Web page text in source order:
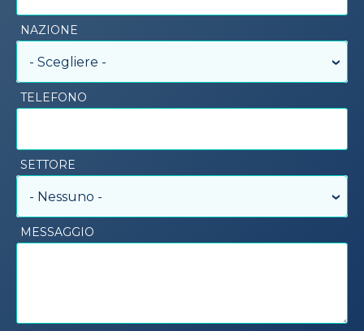
NAZIONE
- Scegliere -
TELEFONO
SETTORE
- Nessuno -
MESSAGGIO